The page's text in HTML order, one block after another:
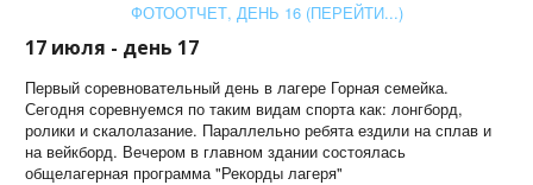
ФОТООТЧЕТ, ДЕНЬ 16 (ПЕРЕЙТИ...)
17 июля - день 17
Первый соревновательный день в лагере Горная семейка.
Сегодня соревнуемся по таким видам спорта как: лонгборд,
ролики и скалолазание. Параллельно ребята ездили на сплав и
на вейкборд. Вечером в главном здании состоялась
общелагерная программа "Рекорды лагеря"